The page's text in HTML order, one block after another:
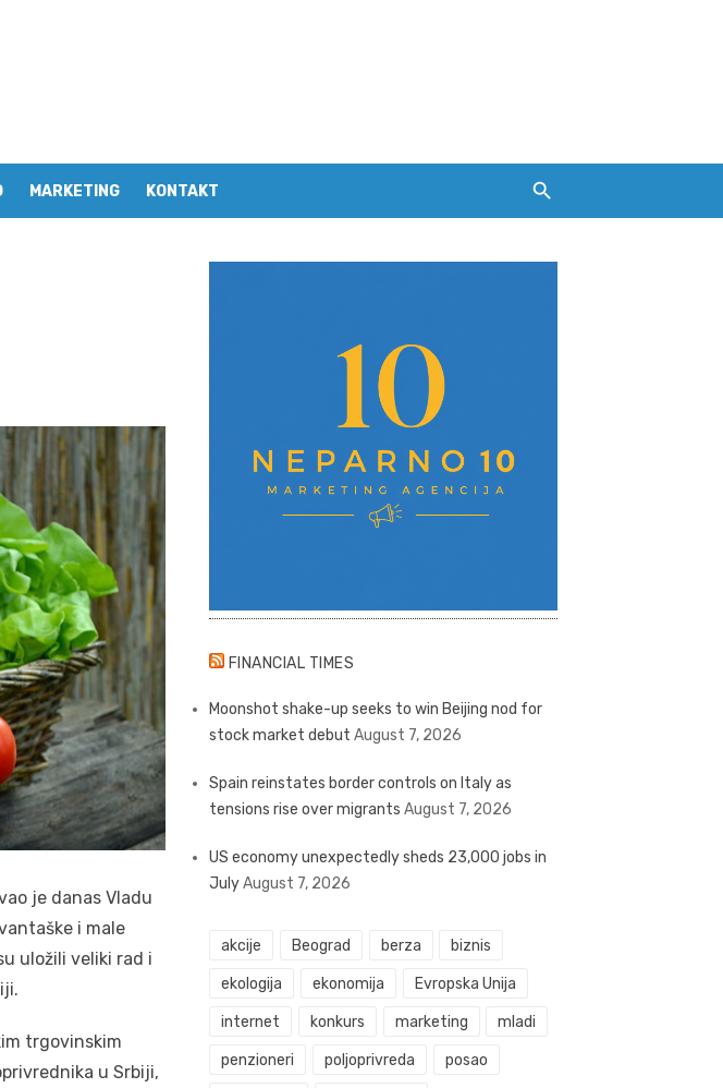
MARKETING KONTAKT
je danas Vladu
i male
uložili veliki rad i
trgovinskim
u Srbiji,
FINANCIAL TIMES
Moonshot shake-up seeks to win Beijing nod for
stock market debut August 7, 2026
Spain reinstates border controls on Italy as
tensions rise over migrants August 7, 2026
US economy unexpectedly sheds 23,000 jobs in
JulyAugust 7, 2026
akcije Beograd berza biznis
ekologija ekonomija Evropska Unija
internet konkurs marketing mladi
penzioneri poljoprivreda posao